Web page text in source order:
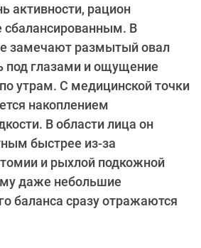
активности, рацион
сбалансированным. В
замечают размытый овал
под глазами и ощущение
утрам. С медицинской точки
накоплением
В области лица он
быстрее из-за
и рыхлой подкожной
даже небольшие
баланса сразу отражаются